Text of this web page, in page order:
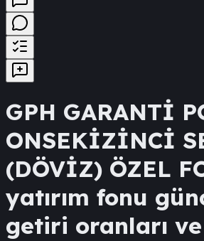
GPH GARANTİ
ONSEKİZİNCİ
(DÖVİZ) ÖZEL
yatırım fonu
getiri oranları